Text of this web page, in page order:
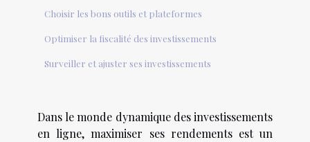
Choisir les bons outils et plateformes
Optimiser la fiscalité des investissements
Surveiller et ajuster ses investissements
Dans le monde dynamique des investissements
en ligne, maximiser ses rendements est un